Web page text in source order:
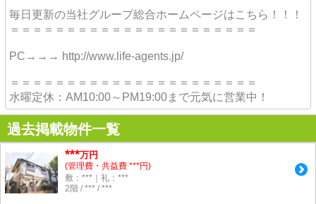
毎日更新の当社グループ総合ホームページはこちら！！！
＝＝＝＝＝＝＝＝＝＝＝＝＝＝＝＝＝＝＝＝＝＝
PC→→→ http://www.life-agents.jp/
＝＝＝＝＝＝＝＝＝＝＝＝＝＝＝＝＝＝＝＝＝＝
水曜定休：AM10:00～PM19:00まで元気に営業中！
過去掲載物件一覧
***万円
(管理費・共益費 ***円)
敷：***｜礼：***
2階 / *** / ***